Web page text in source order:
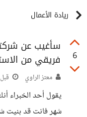
ريادة الأعمال
6
سأغيب عن
فريقي من
معتز الراوي
يقول أحد الخبراء
شهر فانت قد بنيت